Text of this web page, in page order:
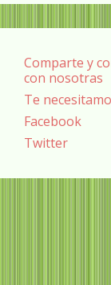
Comparte y
con nosotras
Te
Facebook
Twitter